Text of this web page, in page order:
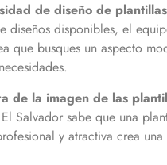
de diseño de
diseños disponibles, el
que busques un aspecto
de la imagen de las
Salvador sabe que una
y atractiva crea